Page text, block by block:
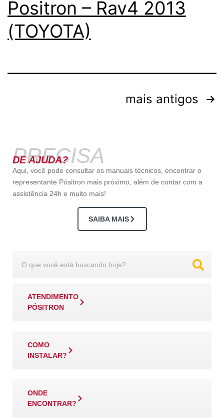
Positron – Rav4 2013
(TOYOTA)
mais antigos
PRECISA
DE AJUDA?
Aqui, você pode consultar os manuais técnicos, encontrar o
representante Pósitron mais próximo, além de contar com a
assistência 24h e muito mais!
SAIBA MAIS
ATENDIMENTO
PÓSITRON
COMO
INSTALAR?
ONDE
ENCONTRAR?